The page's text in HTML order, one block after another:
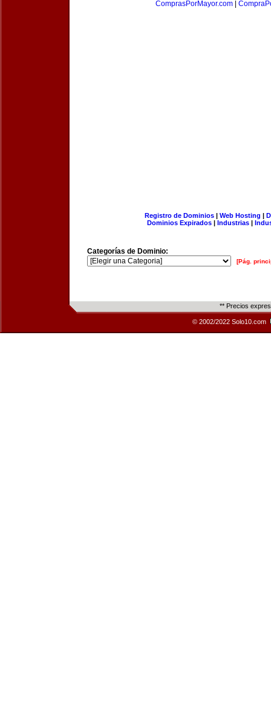
ComprasPorMayor.com|
Registro de Dominios| Web Hosting |
Dominios Expirados | Industrias |
Categorías de Dominio:
[Pág.
** Precios
© 2002/2022 Solo10.com